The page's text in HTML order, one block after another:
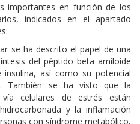
importantes en función de los
indicados en el apartado
se ha descrito el papel de una
del péptido beta amiloide
así como su potencial
También se ha visto que la
celulares de estrés están
y la inflamación
con síndrome metabólico,